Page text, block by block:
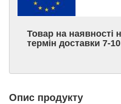
Товар на наявності
термін доставки 7-
Опис продукту